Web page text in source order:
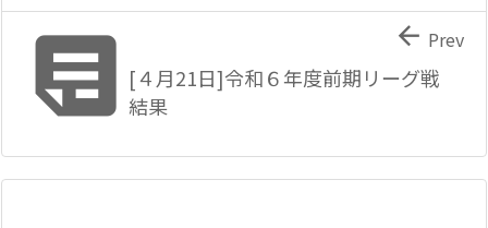
[４月21日]令和６年度前期リーグ戦
結果
 Prev